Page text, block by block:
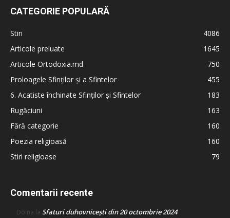
CATEGORIE POPULARĂ
Stiri
4086
Articole preluate
1645
Articole Ortodoxia.md
750
Proloagele Sfinților și a Sfintelor
455
6. Acatiste închinate Sfinților și Sfintelor
183
Rugăciuni
163
Fără categorie
160
Poezia religioasă
160
Stiri religioase
79
Comentarii recente
Doina la Sfaturi duhovnicești din 20 octombrie 2024